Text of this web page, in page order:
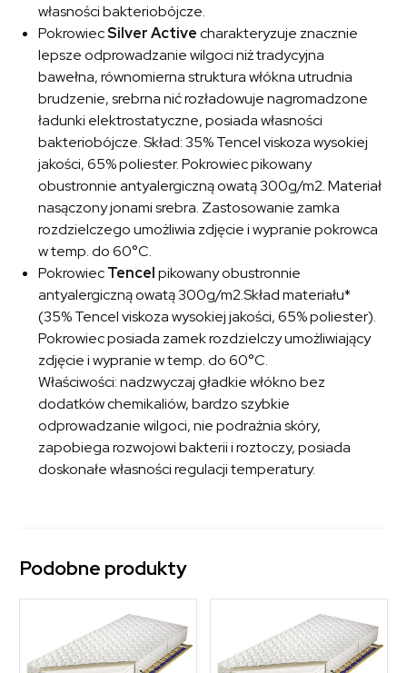
własności bakteriobójcze.
PokrowiecSilver Activecharakteryzuje znacznie
lepsze odprowadzanie wilgoci niż tradycyjna
bawełna, równomierna struktura włókna utrudnia
brudzenie, srebrna nić rozładowuje nagromadzone
ładunki elektrostatyczne, posiada własności
bakteriobójcze. Skład: 35% Tencel viskoza wysokiej
jakości, 65% poliester. Pokrowiec pikowany
obustronnie antyalergiczną owatą 300g/m2. Materiał
nasączony jonami srebra. Zastosowanie zamka
rozdzielczego umożliwia zdjęcie i wypranie pokrowca
w temp. do 60°C.
PokrowiecTencelpikowany obustronnie
antyalergiczną owatą 300g/m2.Skład materiału*
(35% Tencel viskoza wysokiej jakości, 65% poliester).
Pokrowiec posiada zamek rozdzielczy umożliwiający
zdjęcie i wypranie w temp. do 60°C.
Właściwości: nadzwyczaj gładkie włókno bez
dodatków chemikaliów, bardzo szybkie
odprowadzanie wilgoci, nie podrażnia skóry,
zapobiega rozwojowi bakterii i roztoczy, posiada
doskonałe własności regulacji temperatury.
Podobne produkty